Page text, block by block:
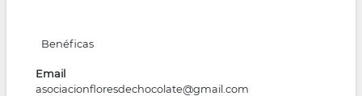
Benéficas
Email
asociacionfloresdechocolate@gmail.com